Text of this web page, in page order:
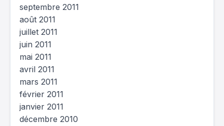
septembre 2011
août 2011
juillet 2011
juin 2011
mai 2011
avril 2011
mars 2011
février 2011
janvier 2011
décembre 2010